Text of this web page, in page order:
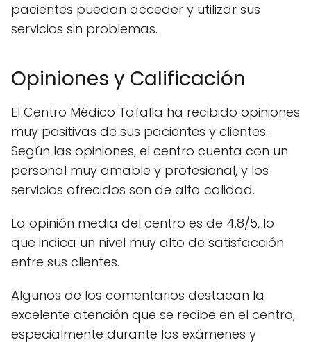
pacientes puedan acceder y utilizar sus
servicios sin problemas.
Opiniones y Calificación
El Centro Médico Tafalla ha recibido opiniones
muy positivas de sus pacientes y clientes.
Según las opiniones, el centro cuenta con un
personal muy amable y profesional, y los
servicios ofrecidos son de alta calidad.
La opinión media del centro es de 4.8/5, lo
que indica un nivel muy alto de satisfacción
entre sus clientes.
Algunos de los comentarios destacan la
excelente atención que se recibe en el centro,
especialmente durante los exámenes y